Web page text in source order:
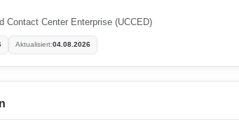
Contact Center Enterprise (UCCED)
Aktualisiert:04.08.2026